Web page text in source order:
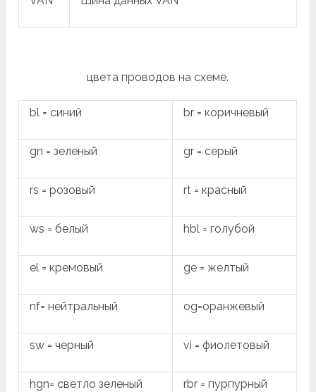
цвета проводов на схеме.
bl = синий br = коричневый
gn = зеленый gr = серый
rs = розовый rt = красный
ws = белый hbl = голубой
el = кремовый ge = желтый
nf= нейтральный og=оранжевый
sw = черный vi = фиолетовый
hgn= светло зеленый rbr = пурпурный